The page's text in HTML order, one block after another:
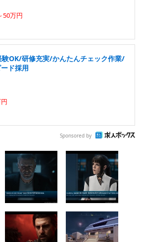
50万円
OK/研修充実/かんたんチェック作業/
ド採用
Sponsored by